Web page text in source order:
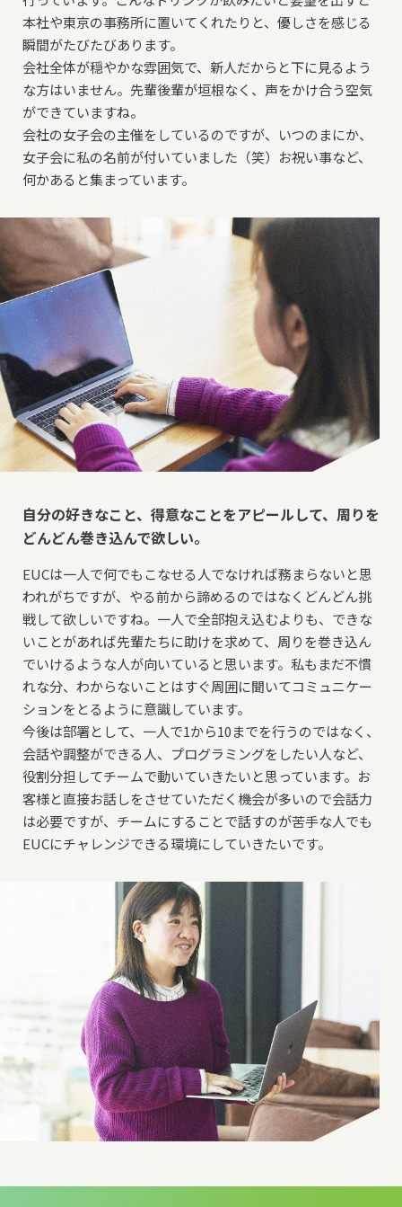
本社や東京の事務所に置いてくれたりと、優しさを感じる
瞬間がたびたびあります。
会社全体が穏やかな雰囲気で、新人だからと下に見るよう
な方はいません。先輩後輩が垣根なく、声をかけ合う空気
ができていますね。
会社の女子会の主催をしているのですが、いつのまにか、
女子会に私の名前が付いていました（笑）お祝い事など、
何かあると集まっています。
自分の好きなこと、得意なことをアピールして、 周りを
どんどん巻き込んで欲しい。
EUCは一人で何でもこなせる人でなければ務まらないと思
われがちですが、やる前から諦めるのではなくどんどん挑
戦して欲しいですね。一人で全部抱え込むよりも、できな
いことがあれば先輩たちに助けを求めて、周りを巻き込ん
でいけるような人が向いていると思います。私もまだ不慣
れな分、わからないことはすぐ周囲に聞いてコミュニケー
ションをとるように意識しています。
今後は部署として、一人で1から10までを行うのではなく、
会話や調整ができる人、プログラミングをしたい人など、
役割分担してチームで動いていきたいと思っています。お
客様と直接お話しをさせていただく機会が多いので会話力
は必要ですが、チームにすることで話すのが苦手な人でも
EUCにチャレンジできる環境にしていきたいです。